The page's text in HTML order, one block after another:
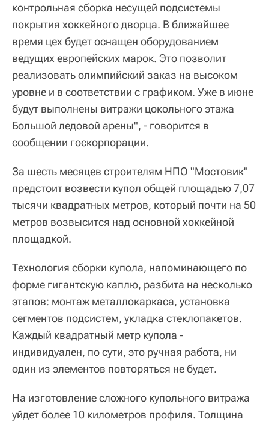
контрольная сборка несущей подсистемы
покрытия хоккейного дворца. В ближайшее
время цех будет оснащен оборудованием
ведущих европейских марок. Это позволит
реализовать олимпийский заказ на высоком
уровне и в соответствии с графиком. Уже в июне
будут выполнены витражи цокольного этажа
Большой ледовой арены", - говорится в
сообщении госкорпорации.
За шесть месяцев строителям НПО "Мостовик"
предстоит возвести купол общей площадью 7,07
тысячи квадратных метров, который почти на 50
метров возвысится над основной хоккейной
площадкой.
Технология сборки купола, напоминающего по
форме гигантскую каплю, разбита на несколько
этапов: монтаж металлокаркаса, установка
сегментов подсистем, укладка стеклопакетов.
Каждый квадратный метр купола -
индивидуален, по сути, это ручная работа, ни
один из элементов повторяться не будет.
На изготовление сложного купольного витража
уйдет более 10 километров профиля. Толщина